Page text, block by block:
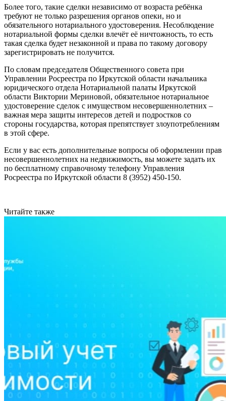
Более того, такие сделки независимо от возраста ребёнка
требуют не только разрешения органов опеки, но и
обязательного нотариального удостоверения. Несоблюдение
нотариальной формы сделки влечёт её ничтожность, то есть
такая сделка будет незаконной и права по такому договору
зарегистрировать не получится.
По словам председателя Общественного совета при
Управлении Росреестра по Иркутской области начальника
юридического отдела Нотариальной палаты Иркутской
области Виктории Мериновой, обязательное нотариальное
удостоверение сделок с имуществом несовершеннолетних –
важная мера защиты интересов детей и подростков со
стороны государства, которая препятствует злоупотреблениям
в этой сфере.
Если у вас есть дополнительные вопросы об оформлении прав
несовершеннолетних на недвижимость, вы можете задать их
по бесплатному справочному телефону Управления
Росреестра по Иркутской области 8 (3952) 450-150.
Читайте также